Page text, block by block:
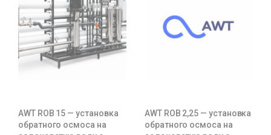
AWT ROB 15 — установка
обратного осмоса на
AWT ROB 2,25 — установка
обратного осмоса на